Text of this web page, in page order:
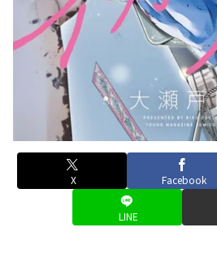
X Facebook
LINE